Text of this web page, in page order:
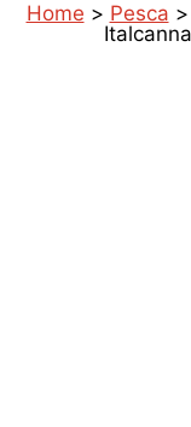
Home > Pesca >